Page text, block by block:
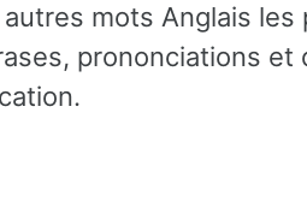
mots Anglais les
prononciations et